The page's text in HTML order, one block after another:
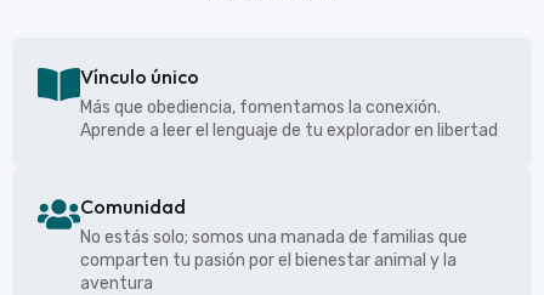
Vínculo único
Más que obediencia, fomentamos la conexión.
Aprende a leer el lenguaje de tu explorador en libertad
Comunidad
No estás solo; somos una manada de familias que
comparten tu pasión por el bienestar animal y la
aventura